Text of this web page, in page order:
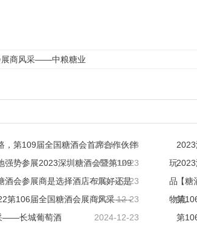
展商风采——中粮糖业
，第109届全国糖酒会首席合作伙伴
2024-12-23
玩
强势参展2023深圳糖酒会暨第109
2024-12-23
品
酒会参展商是选择酒店布展好还是
2024-12-23
【糖
物流
第106届全国糖酒会展商风采——
2024-12-23 第
——长城葡萄酒
2024-12-23 第